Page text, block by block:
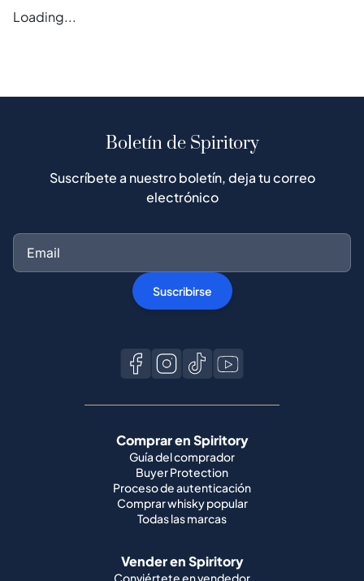
Error loading magazines
Boletín de Spiritory
Suscríbete a nuestro boletín, deja tu correo
electrónico
Suscribirse
Comprar en Spiritory
Guía del comprador
Buyer Protection
Proceso de autenticación
Comprar whisky popular
Todas las marcas
Vender en Spiritory
Conviértete en vendedor